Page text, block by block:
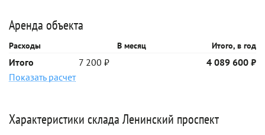
Аренда объекта
Расходы В месяц Итого, в год
Итого 7 200 ₽
4 089 600 ₽
Показать расчет
Характеристики склада Ленинский проспект